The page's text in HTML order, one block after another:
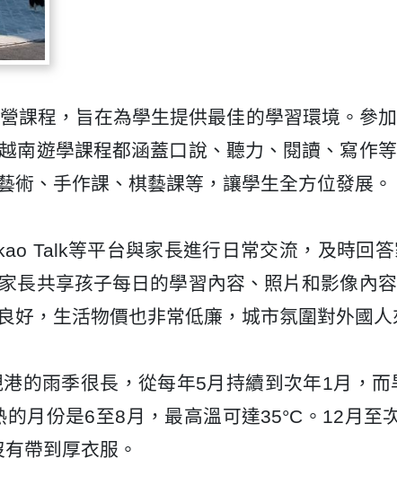
課程，旨在為學生提供最佳的學習環境。參
南遊學課程都涵蓋口說、聽力、閱讀、寫作
、手作課、棋藝課等，讓學生全方位發展。
Talk等平台與家長進行日常交流，及時回
長共享孩子每日的學習內容、照片和影像內
，生活物價也非常低廉，城市氛圍對外國人
的雨季很長，從每年5月持續到次年1月，
月份是6至8月，最高溫可達35°C。12月至
帶到厚衣服。